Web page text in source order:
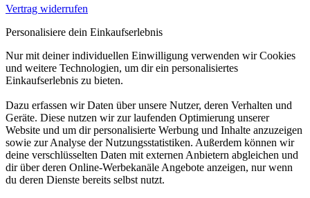
Vertrag widerrufen
Personalisiere dein Einkaufserlebnis
Nur mit deiner individuellen Einwilligung verwenden wir Cookies
und weitere Technologien, um dir ein personalisiertes
Einkaufserlebnis zu bieten.
Dazu erfassen wir Daten über unsere Nutzer, deren Verhalten und
Geräte. Diese nutzen wir zur laufenden Optimierung unserer
Website und um dir personalisierte Werbung und Inhalte anzuzeigen
sowie zur Analyse der Nutzungsstatistiken. Außerdem können wir
deine verschlüsselten Daten mit externen Anbietern abgleichen und
dir über deren Online-Werbekanäle Angebote anzeigen, nur wenn
du deren Dienste bereits selbst nutzt.